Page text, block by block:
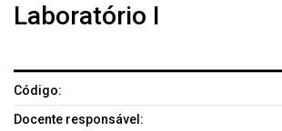
Laboratório I
Código:
Docente responsável: